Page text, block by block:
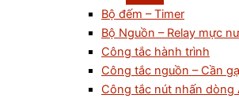
Bộ đếm – Timer
Bộ Nguồn – Relay mực
Công tắc hành trình
Công tắc nguồn – Cần
Công tắc nút nhấn dòng